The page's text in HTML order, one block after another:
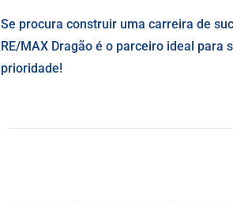
Se procura construir uma carreira de
RE/MAX Dragão é o parceiro ideal para
prioridade!